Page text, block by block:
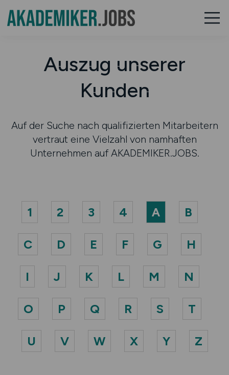
Auszug unserer
Kunden
Auf der Suche nach qualifizierten Mitarbeitern
vertraut eine Vielzahl von namhaften
Unternehmen auf AKADEMIKER.JOBS.
1 2 3 4 A B
C D E F G H
I J K L M N
O P Q R S T
U V W X Y Z